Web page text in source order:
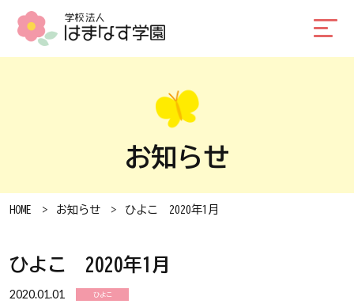
お知らせ
HOME お知らせ ひよこ 2020年1月
ひよこ 2020年1月
2020.01.01 ひよこ